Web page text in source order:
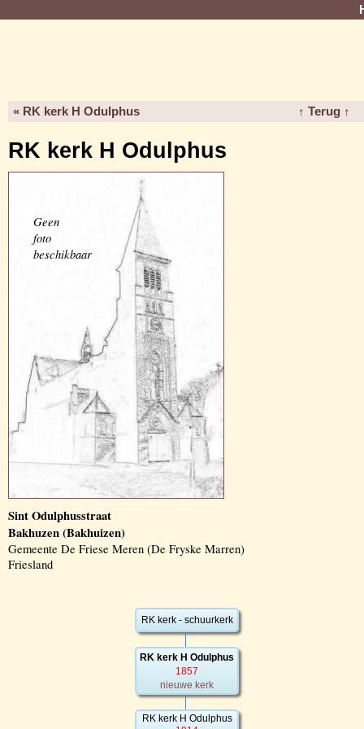
« RK kerk H Odulphus ↑ Terug ↑
RK kerk H Odulphus
Geen
foto
beschikbaar
Sint Odulphusstraat
Bakhuzen (Bakhuizen)
Gemeente De Friese Meren (De Fryske Marren)
Friesland
RK kerk - schuurkerk
RK kerk H Odulphus
1857
nieuwe kerk
RK kerk H Odulphus